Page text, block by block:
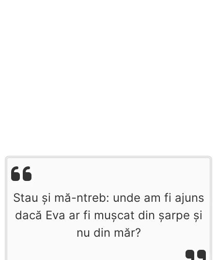
Stau și mă-ntreb: unde am fi ajuns
dacă Eva ar fi mușcat din șarpe şi
nu din măr?